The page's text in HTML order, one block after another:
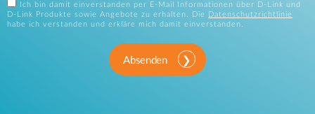
Ich bin damit einverstanden per E-Mail Informationen über D-Link und
D-Link Produkte sowie Angebote zu erhalten. Die
Datenschutzrichtlinie
habe ich verstanden und erkläre mich damit einverstanden.
Absenden